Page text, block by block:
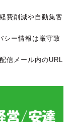
費削減や自動集客
シー情報は厳守致
信メール内のURL